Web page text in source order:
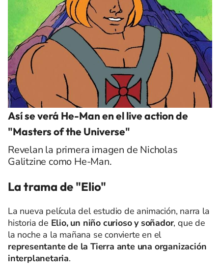
Así se verá He-Man en el live action de
"Masters of the Universe"
Revelan la primera imagen de Nicholas
Galitzine como He-Man.
La trama de "Elio"
La nueva película del estudio de animación, narra la
historia de Elio, un niño curioso y soñador, que de
la noche a la mañana se convierte en el
representante de la Tierra ante una organización
interplanetaria.